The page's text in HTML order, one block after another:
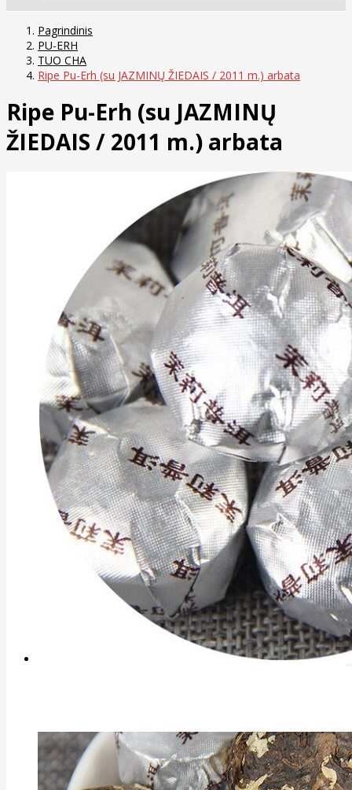
Pagrindinis
PU-ERH
TUO CHA
Ripe Pu-Erh (su JAZMINŲ ŽIEDAIS / 2011 m.) arbata
Ripe Pu-Erh (su JAZMINŲ
ŽIEDAIS / 2011 m.) arbata